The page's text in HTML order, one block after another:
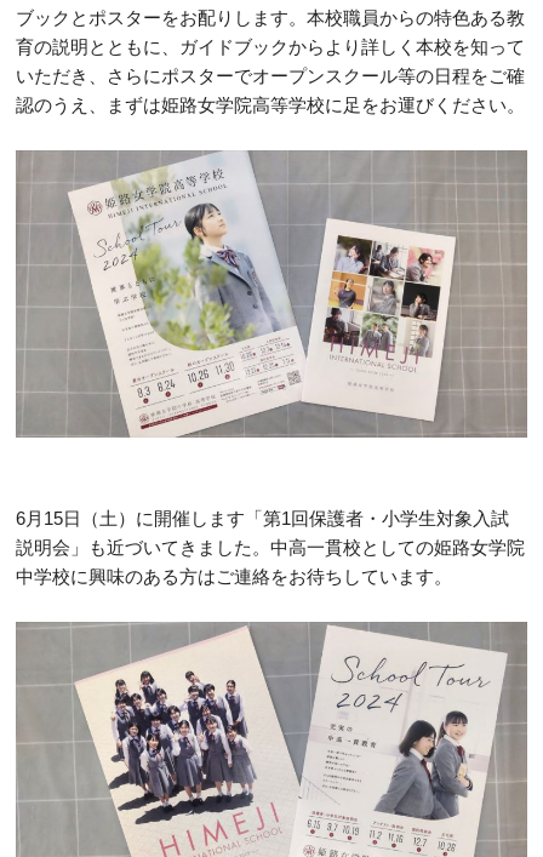
ブックとポスターをお配りします。本校職員からの特色ある教
育の説明とともに、ガイドブックからより詳しく本校を知って
いただき、さらにポスターでオープンスクール等の日程をご確
認のうえ、まずは姫路女学院高等学校に足をお運びください。
6月15日（土）に開催します「第1回保護者・小学生対象入試
説明会」も近づいてきました。中高一貫校としての姫路女学院
中学校に興味のある方はご連絡をお待ちしています。